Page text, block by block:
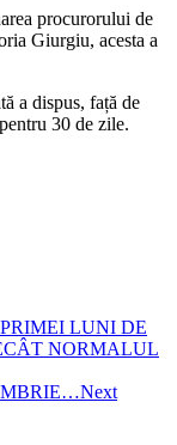
procurorului de
Giurgiu, acesta a
a dispus, față de
30 de zile.
LUNI DE
NORMALUL
Next